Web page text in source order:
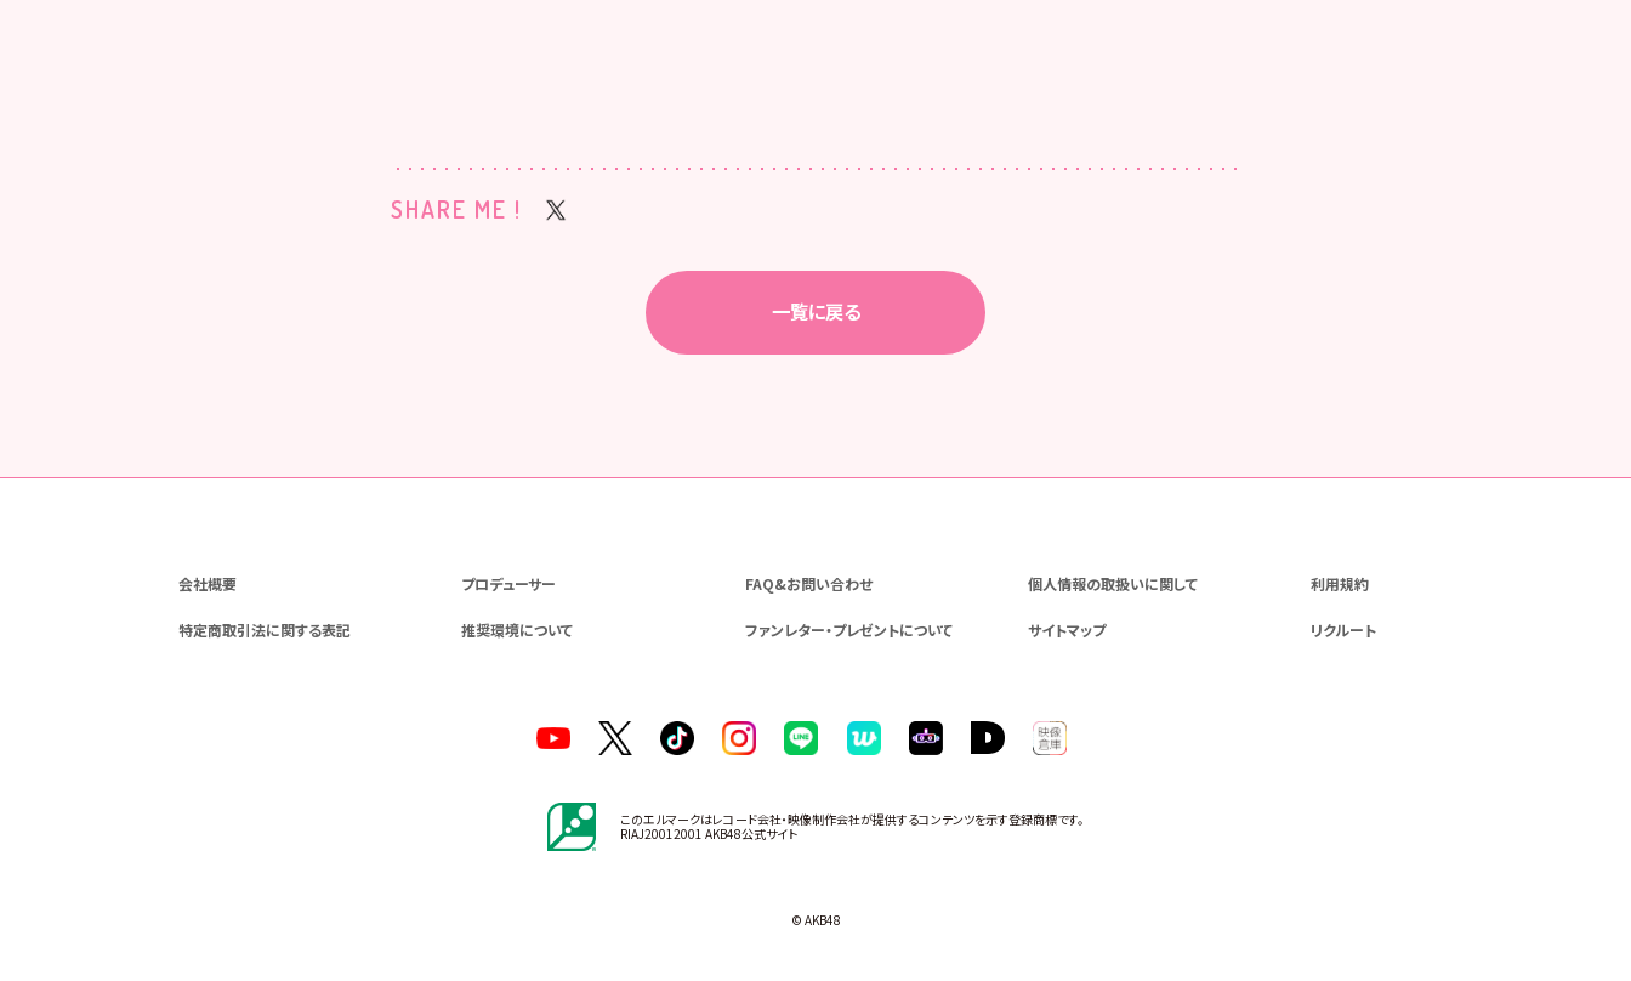
SHARE ME !
一覧に戻る
会社概要 プロデューサー FAQ&お問い合わせ 個人情報の取扱いに関して 利用規約
特定商取引法に関する表記 推奨環境について ファンレター・プレゼントについて サイトマップ リクルート
このエルマークはレコード会社・映像制作会社が提供するコンテンツを示す登録商標です。
RIAJ20012001 AKB48公式サイト
© AKB48